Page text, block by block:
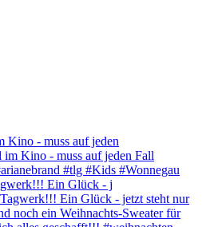
Kino - muss auf jeden
Ein Glück - j